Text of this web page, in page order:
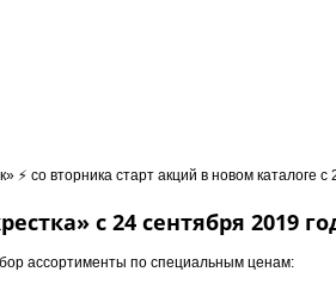
⚡️ со вторника старт акций в новом
с 24 сентября 2019
ассортименты по специальным ценам: